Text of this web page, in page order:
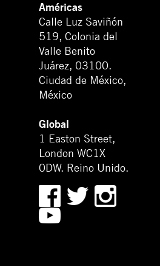
Américas
Calle Luz Saviñón
519, Colonia del
Valle Benito
Juárez, 03100.
Ciudad de México,
México
Global
1 Easton Street,
London WC1X
0DW. Reino Unido.